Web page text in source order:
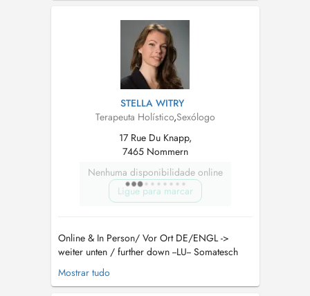
guérison d'âme gestion des traumas gestion de
la douleur se redynamiser...
STELLA WITRY
Terapeuta Holístico,Sexólogo
17 Rue Du Knapp,
7465 Nommern
Nenhuma disponibilidade online
Ligue para marcar
Online & In Person/ Vor Ort DE/ENGL ->
weiter unten / further down --LU-- Somatesch
Sexualtherapie & Trauma-informéiert
Kierperaarbecht Ech begleeden
Mostrar tudo